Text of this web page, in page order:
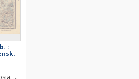
:
Armiâ. Glavnyj štab. Litografìâ